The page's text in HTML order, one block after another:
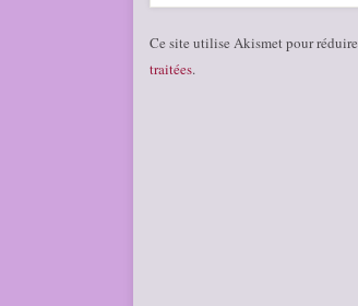
Ce site utilise Akismet pour
traitées.